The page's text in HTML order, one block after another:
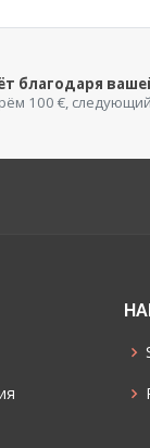
благодаря
100 €,